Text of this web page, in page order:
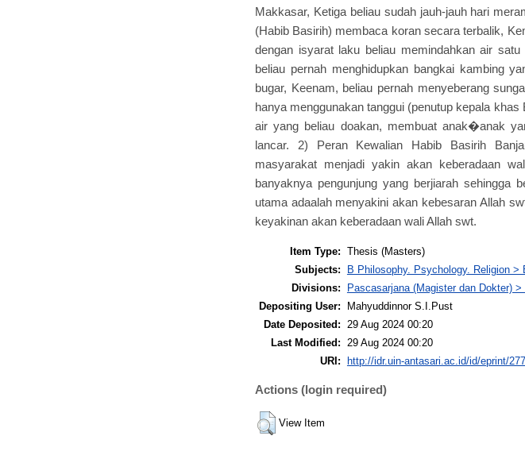
Makkasar, Ketiga beliau sudah jauh-jauh hari
(Habib Basirih) membaca koran secara terbalik,
dengan isyarat laku beliau memindahkan air
beliau pernah menghidupkan bangkai kambing
bugar, Keenam, beliau pernah menyeberang
hanya menggunakan tanggui (penutup kepala
air yang beliau doakan, membuat anak�anak
lancar. 2) Peran Kewalian Habib Basirih
masyarakat menjadi yakin akan keberadaan
banyaknya pengunjung yang berjiarah sehingga
utama adaalah menyakini akan kebesaran Allah
keyakinan akan keberadaan wali Allah swt.
Item Type: Thesis (Masters)
Subjects:
B Philosophy. Psychology. Religion >
Divisions:
Pascasarjana (Magister dan Dokter)
Depositing User:
Mahyuddinnor S.I.Pust
Date Deposited:
29 Aug 2024 00:20
Last Modified:
29 Aug 2024 00:20
URI: http://idr.uin-antasari.ac.id/id/eprint/
Actions (login required)
View Item